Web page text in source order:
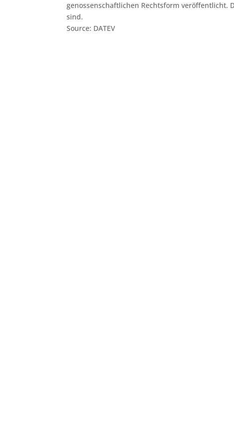
genossenschaftlichen Rechtsform veröffentlicht.
sind.
Source: DATEV